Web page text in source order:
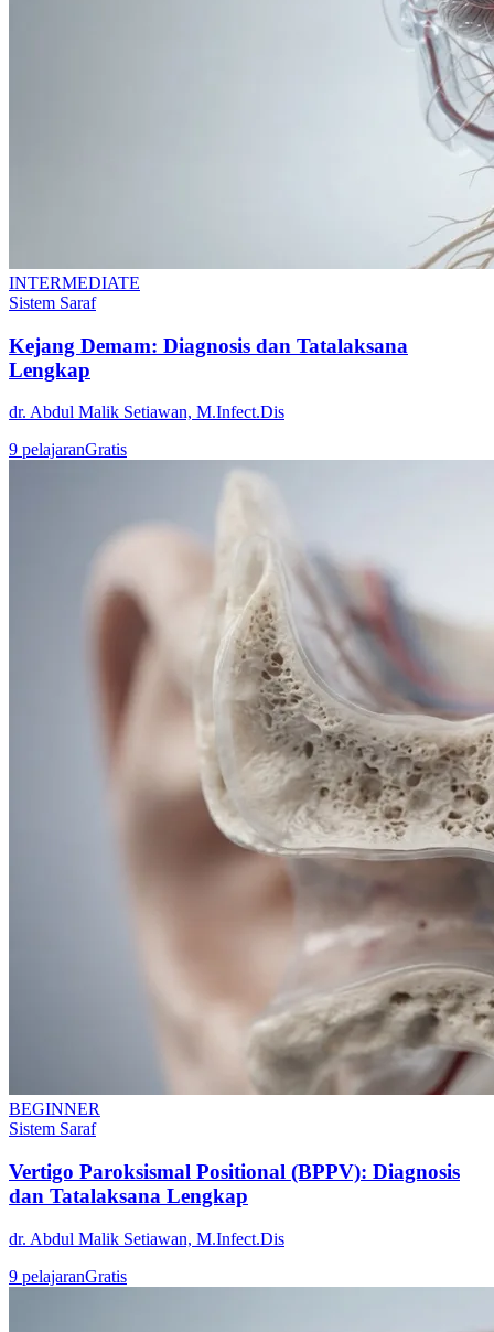
INTERMEDIATE
Sistem Saraf
Kejang Demam: Diagnosis dan Tatalaksana
Lengkap
dr. Abdul Malik Setiawan, M.Infect.Dis
9 pelajaranGratis
BEGINNER
Sistem Saraf
Vertigo Paroksismal Positional (BPPV): Diagnosis
dan Tatalaksana Lengkap
dr. Abdul Malik Setiawan, M.Infect.Dis
9 pelajaranGratis